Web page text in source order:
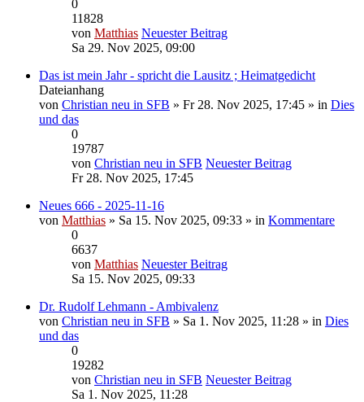
0
11828
von Matthias Neuester Beitrag
Sa 29. Nov 2025, 09:00
Das ist mein Jahr - spricht die Lausitz ; Heimatgedicht
Dateianhang
von Christian neu in SFB » Fr 28. Nov 2025, 17:45 » in Dies
und das
0
19787
von Christian neu in SFB Neuester Beitrag
Fr 28. Nov 2025, 17:45
Neues 666 - 2025-11-16
von Matthias » Sa 15. Nov 2025, 09:33 » in Kommentare
0
6637
von Matthias Neuester Beitrag
Sa 15. Nov 2025, 09:33
Dr. Rudolf Lehmann - Ambivalenz
von Christian neu in SFB » Sa 1. Nov 2025, 11:28 » in Dies
und das
0
19282
von Christian neu in SFB Neuester Beitrag
Sa 1. Nov 2025, 11:28